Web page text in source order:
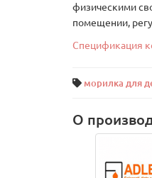
физическими
помещении,
Спецификация
морилка для
О